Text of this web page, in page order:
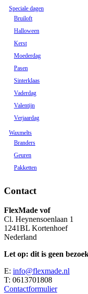
Speciale dagen
Bruiloft
Halloween
Kerst
Moederdag
Pasen
Sinterklaas
Vaderdag
Valentijn
Verjaardag
Waxmelts
Branders
Geuren
Pakketten
Contact
FlexMade vof
Cl. Heynensoenlaan 1
1241BL Kortenhoef
Nederland
Let op: dit is geen
E: info@flexmade.nl
T: 0613701808
Contactformulier